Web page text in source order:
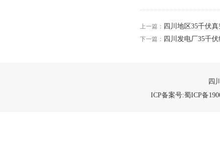
上一篇： 四川地区35千伏
下一篇： 四川发电厂35千
四
ICP备案号:蜀ICP备